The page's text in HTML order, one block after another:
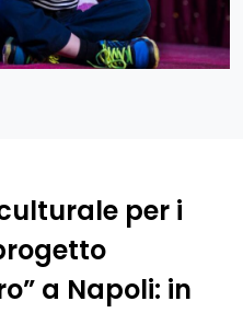
per i
a Napoli: in